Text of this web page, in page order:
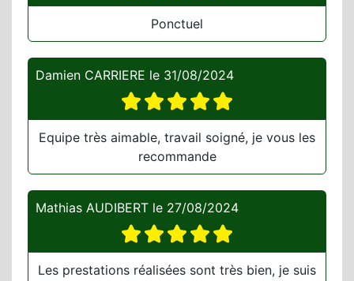
Ponctuel
Damien CARRIERE le 31/08/2024
Equipe très aimable, travail soigné, je vous les
recommande
Mathias AUDIBERT le 27/08/2024
Les prestations réalisées sont très bien, je suis